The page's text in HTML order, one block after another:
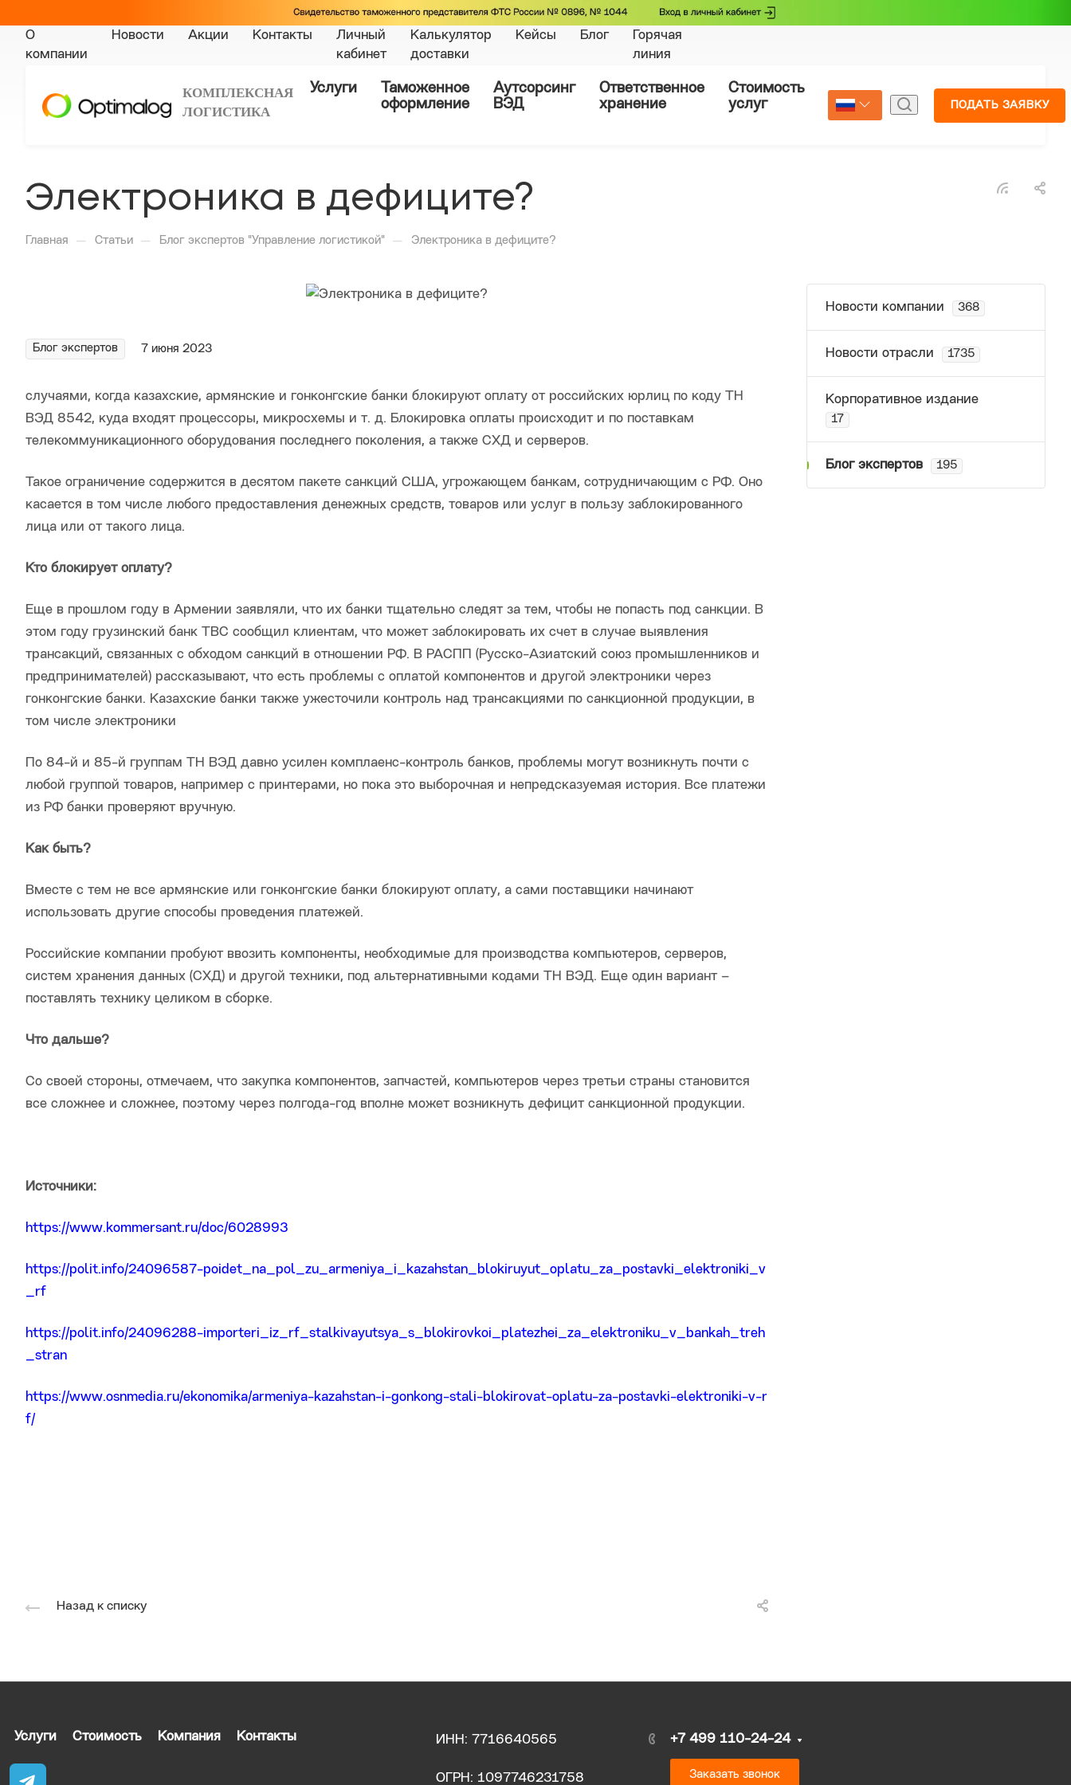
О
компании
Новости Акции Контакты
Личный
кабинет
Калькулятор
доставки
Кейсы Блог
Горячая
линия
КОМПЛЕКСНАЯ
ЛОГИСТИКА
Услуги
Таможенное
оформление
Аутсорсинг
ВЭД
Ответственное
хранение
Стоимость
услуг
Страхование
Select Language
ПОДАТЬ ЗАЯВКУ
Электроника в дефиците?
Главная — Статьи — Блог экспертов "Управление логистикой" — Электроника в дефиците?
Блог экспертов 7 июня 2023
случаями, когда казахские, армянские и гонконгские банки блокируют оплату от российских юрлиц по коду ТН
ВЭД 8542, куда входят процессоры, микросхемы и т. д. Блокировка оплаты происходит и по поставкам
телекоммуникационного оборудования последнего поколения, а также СХД и серверов.
Такое ограничение содержится в десятом пакете санкций США, угрожающем банкам, сотрудничающим с РФ. Оно
касается в том числе любого предоставления денежных средств, товаров или услуг в пользу заблокированного
лица или от такого лица.
Кто блокирует оплату?
Еще в прошлом году в Армении заявляли, что их банки тщательно следят за тем, чтобы не попасть под санкции. В
этом году грузинский банк ТВС сообщил клиентам, что может заблокировать их счет в случае выявления
трансакций, связанных с обходом санкций в отношении РФ. В РАСПП (Русско-Азиатский союз промышленников и
предпринимателей) рассказывают, что есть проблемы с оплатой компонентов и другой электроники через
гонконгские банки. Казахские банки также ужесточили контроль над трансакциями по санкционной продукции, в
том числе электроники
По 84-й и 85-й группам ТН ВЭД давно усилен комплаенс-контроль банков, проблемы могут возникнуть почти с
любой группой товаров, например с принтерами, но пока это выборочная и непредсказуемая история. Все платежи
из РФ банки проверяют вручную.
Как быть?
Вместе с тем не все армянские или гонконгские банки блокируют оплату, а сами поставщики начинают
использовать другие способы проведения платежей.
Российские компании пробуют ввозить компоненты, необходимые для производства компьютеров, серверов,
систем хранения данных (СХД) и другой техники, под альтернативными кодами ТН ВЭД. Еще один вариант –
поставлять технику целиком в сборке.
Что дальше?
Со своей стороны, отмечаем, что закупка компонентов, запчастей, компьютеров через третьи страны становится
все сложнее и сложнее, поэтому через полгода-год вполне может возникнуть дефицит санкционной продукции.
Источники:
https://www.kommersant.ru/doc/6028993
https://polit.info/24096587-poidet_na_pol_zu_armeniya_i_kazahstan_blokiruyut_oplatu_za_postavki_elektroniki_v
_rf
https://polit.info/24096288-importeri_iz_rf_stalkivayutsya_s_blokirovkoi_platezhei_za_elektroniku_v_bankah_treh
_stran
https://www.osnmedia.ru/ekonomika/armeniya-kazahstan-i-gonkong-stali-blokirovat-oplatu-za-postavki-elektroniki-v-r
f/
Назад к списку
Новости компании 368
Новости отрасли 1735
Корпоративное издание
17
Блог экспертов 195
Услуги Стоимость Компания Контакты ИНН: 7716640565
ОГРН: 1097746231758
+7 499 110-24-24
Заказать звонок